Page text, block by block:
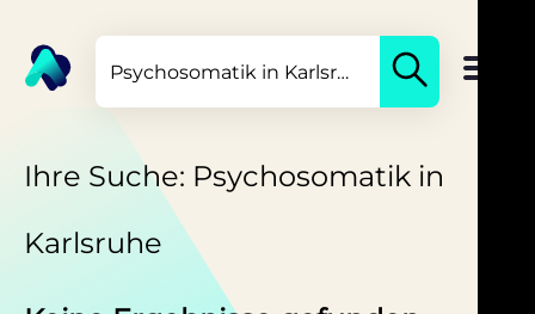
Ihre Suche: Psychosomatik in
Karlsruhe